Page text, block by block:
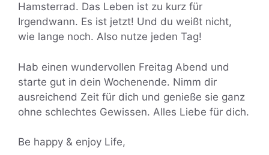
Hamsterrad. Das Leben ist zu kurz für
Irgendwann. Es ist jetzt! Und du weißt nicht,
wie lange noch. Also nutze jeden Tag!
Hab einen wundervollen Freitag Abend und
starte gut in dein Wochenende. Nimm dir
ausreichend Zeit für dich und genieße sie ganz
ohne schlechtes Gewissen. Alles Liebe für dich.
Be happy & enjoy Life,